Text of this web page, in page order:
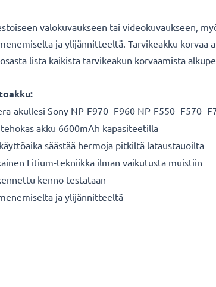
valokuvaukseen tai videokuvaukseen,
ja ylijännitteeltä. Tarvikeakku korvaa
lista kaikista tarvikeakun korvaamista
akullesi Sony NP-F970 -F960 NP-F550 -F570 -
akku 6600mAh kapasiteetilla
säästää hermoja pitkiltä lataustauoilta
Litium-tekniikka ilman vaikutusta muistiin
kenno testataan
ja ylijännitteeltä